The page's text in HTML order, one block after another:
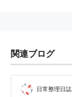
関連ブログ
日常整理日誌